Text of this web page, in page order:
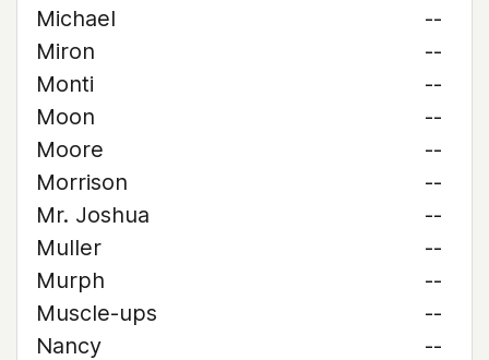
Michael
--
Miron
--
Monti
--
Moon
--
Moore
--
Morrison
--
Mr. Joshua
--
Muller
--
Murph
--
Muscle-ups
--
Nancy
--